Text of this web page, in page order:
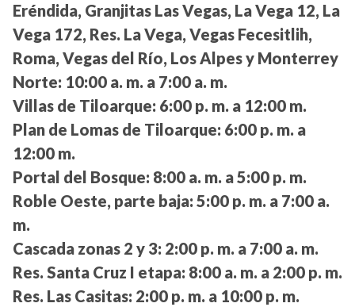
Eréndida, Granjitas Las Vegas, La Vega 12, La
Vega 172, Res. La Vega, Vegas Fecesitlih,
Roma, Vegas del Río, Los Alpes y Monterrey
Norte: 10:00 a. m. a 7:00 a. m.
Villas de Tiloarque: 6:00 p. m. a 12:00 m.
Plan de Lomas de Tiloarque: 6:00 p. m. a
12:00 m.
Portal del Bosque: 8:00 a. m. a 5:00 p. m.
Roble Oeste, parte baja: 5:00 p. m. a 7:00 a.
m.
Cascada zonas 2 y 3: 2:00 p. m. a 7:00 a. m.
Res. Santa Cruz I etapa: 8:00 a. m. a 2:00 p. m.
Res. Las Casitas: 2:00 p. m. a 10:00 p. m.